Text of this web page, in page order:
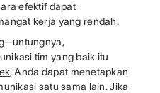
efektif dapat
kerja yang rendah.
tim yang baik itu
, Anda dapat menetapkan
satu sama lain. Jika